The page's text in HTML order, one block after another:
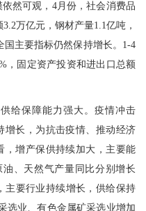
然可观，4月份，社会消费品
万亿元，钢材产量1.1亿吨，
国主要指标仍然保持增长。1-4
，固定资产投资和进出口总额
保障能力强大。疫情冲击
增长，为抗击疫情、推动经济
，增产保供持续加大，主要能
、天然气产量同比分别增长
主要行业持续增长，供给保持
选业、有色金属矿采选业增加